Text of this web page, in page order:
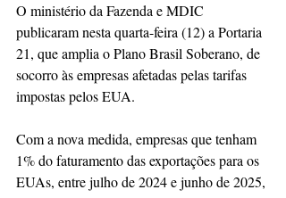
O ministério da Fazenda e MDIC
publicaram nesta quarta-feira (12) a Portaria
21, que amplia o Plano Brasil Soberano, de
socorro às empresas afetadas pelas tarifas
impostas pelos EUA.
Com a nova medida, empresas que tenham
1% do faturamento das exportações para os
EUAs, entre julho de 2024 e junho de 2025,